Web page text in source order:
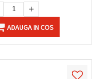
ADAUGA IN COS